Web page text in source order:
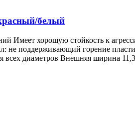
белый
Имеет хорошую стойкость к
не поддерживающий горение
всех диаметров Внешняя ширина